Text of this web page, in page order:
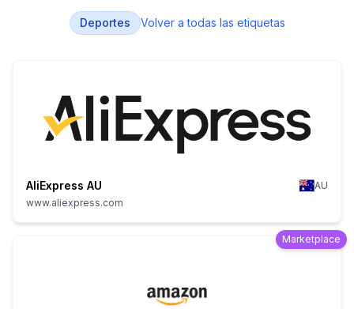
Deportes Volver a todas las etiquetas
AliExpress AU
AU
www.aliexpress.com
Marketplace